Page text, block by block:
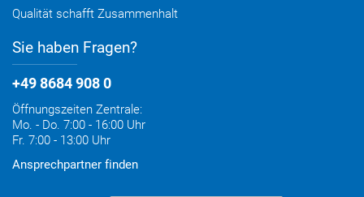
Qualität schafft Zusammenhalt
Sie haben Fragen?
+49 8684 908 0
Öffnungszeiten Zentrale:
Mo. - Do. 7:00 - 16:00 Uhr
Fr. 7:00 - 13:00 Uhr
Ansprechpartner finden